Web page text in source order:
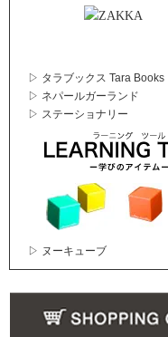
▷ タラブックス Tara Books
▷ ネパールガーランド
▷ ステーショナリー
▷ ヌーキューブ